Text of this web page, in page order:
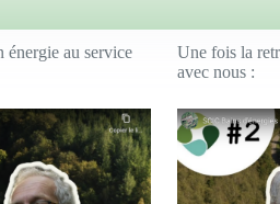
énergie au service
Une fois la
avec nous :